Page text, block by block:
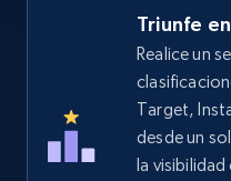
Triunfe
Realice un
Target,
desde un
la visibilidad